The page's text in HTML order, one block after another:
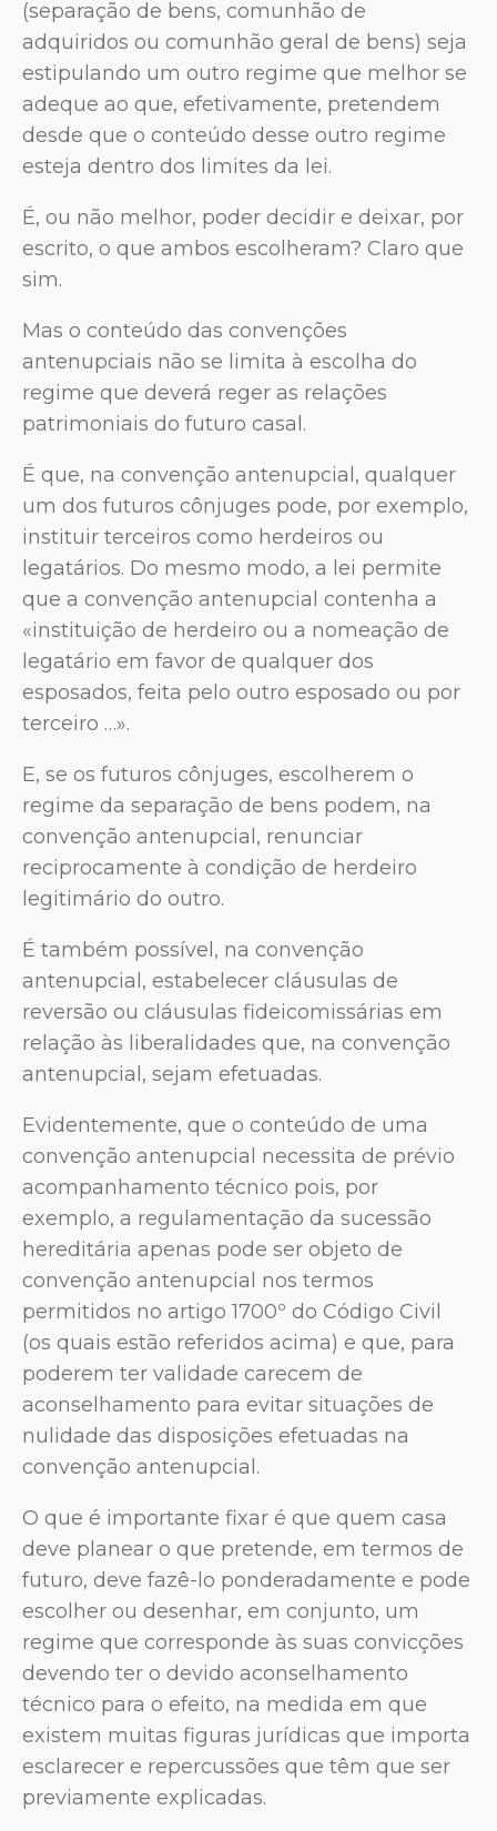
(separação de bens, comunhão de
adquiridos ou comunhão geral de bens) seja
estipulando um outro regime que melhor se
adeque ao que, efetivamente, pretendem
desde que o conteúdo desse outro regime
esteja dentro dos limites da lei.
É, ou não melhor, poder decidir e deixar, por
escrito, o que ambos escolheram? Claro que
sim.
Mas o conteúdo das convenções
antenupciais não se limita à escolha do
regime que deverá reger as relações
patrimoniais do futuro casal.
É que, na convenção antenupcial, qualquer
um dos futuros cônjuges pode, por exemplo,
instituir terceiros como herdeiros ou
legatários. Do mesmo modo, a lei permite
que a convenção antenupcial contenha a
«instituição de herdeiro ou a nomeação de
legatário em favor de qualquer dos
esposados, feita pelo outro esposado ou por
terceiro …».
E, se os futuros cônjuges, escolherem o
regime da separação de bens podem, na
convenção antenupcial, renunciar
reciprocamente à condição de herdeiro
legitimário do outro.
É também possível, na convenção
antenupcial, estabelecer cláusulas de
reversão ou cláusulas fideicomissárias em
relação às liberalidades que, na convenção
antenupcial, sejam efetuadas.
Evidentemente, que o conteúdo de uma
convenção antenupcial necessita de prévio
acompanhamento técnico pois, por
exemplo, a regulamentação da sucessão
hereditária apenas pode ser objeto de
convenção antenupcial nos termos
permitidos no artigo 1700º do Código Civil
(os quais estão referidos acima) e que, para
poderem ter validade carecem de
aconselhamento para evitar situações de
nulidade das disposições efetuadas na
convenção antenupcial.
O que é importante fixar é que quem casa
deve planear o que pretende, em termos de
futuro, deve fazê-lo ponderadamente e pode
escolher ou desenhar, em conjunto, um
regime que corresponde às suas convicções
devendo ter o devido aconselhamento
técnico para o efeito, na medida em que
existem muitas figuras jurídicas que importa
esclarecer e repercussões que têm que ser
previamente explicadas.